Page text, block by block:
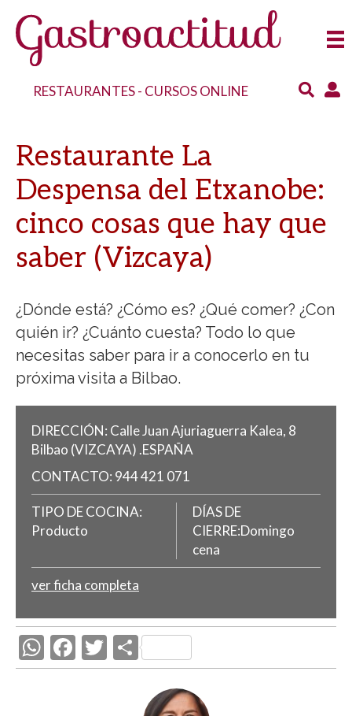
RESTAURANTES- CURSOS ONLINE
Restaurante La
Despensa del Etxanobe:
cinco cosas que hay que
saber (Vizcaya)
¿Dónde está? ¿Cómo es? ¿Qué comer? ¿Con
quién ir? ¿Cuánto cuesta? Todo lo que
necesitas saber para ir a conocerlo en tu
próxima visita a Bilbao.
DIRECCIÓN: Calle Juan Ajuriaguerra Kalea, 8
Bilbao (VIZCAYA) .ESPAÑA
CONTACTO: 944 421 071
TIPO DE COCINA:
Producto
DÍAS DE
CIERRE:Domingo
cena
ver ficha completa
W
h
F
ac
T
w
C
o
m